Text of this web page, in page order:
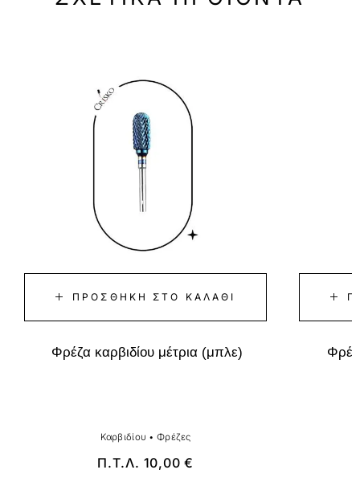
ΠΡΟΣΘΉΚΗ ΣΤΟ ΚΑΛΆΘΙ
Φρέζα καρβιδίου μέτρια (μπλε)
Καρβιδίου • Φρέζες
Π.Τ.Λ. 10,00€